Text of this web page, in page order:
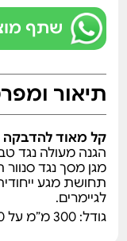
שתף
תיאור
קל מאוד להדבקה
הגנה מעולה נגד
מגן מסך נגד
תחושת מגע
לגיימרים.
גודל: 300 מ”מ על 200 מ”מ.